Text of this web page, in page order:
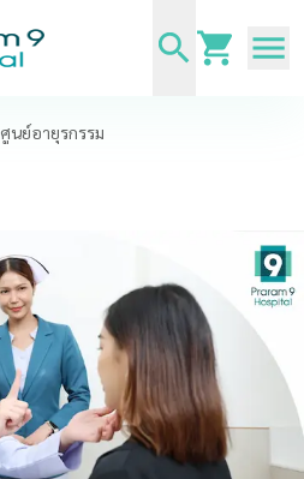
ศูนย์อายุรกรรม